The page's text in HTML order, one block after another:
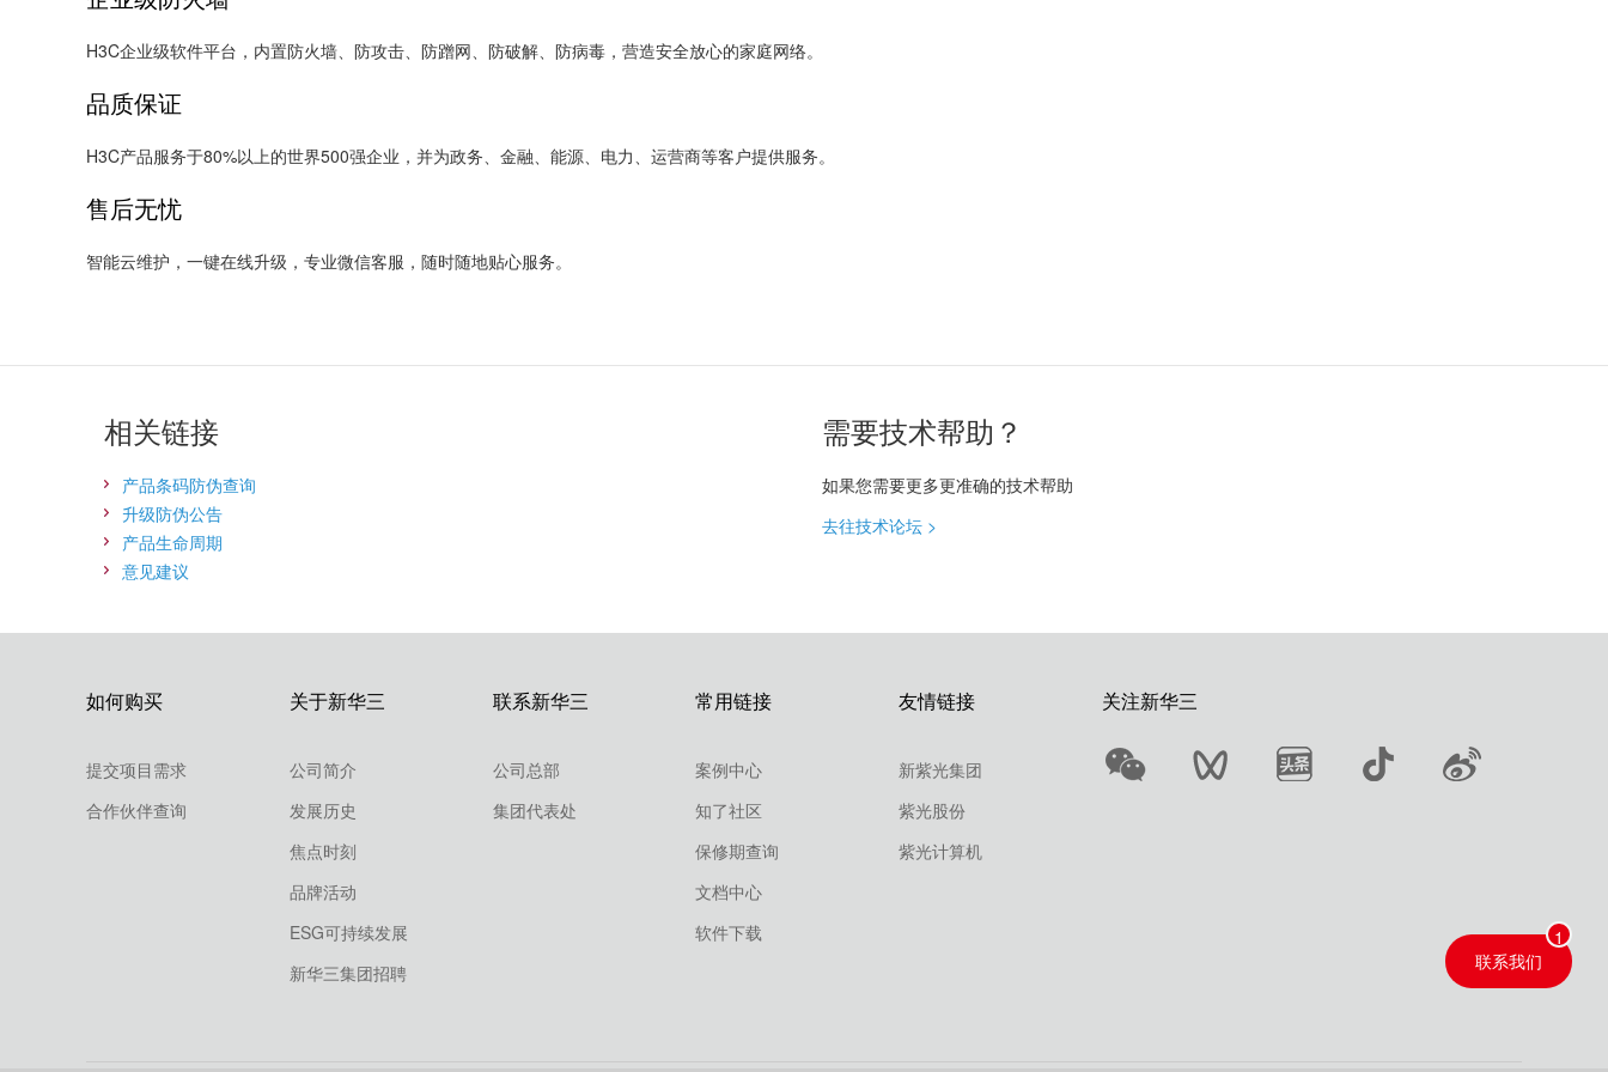
H3C企业级软件平台，内置防火墙、防攻击、防蹭网、防破解、防病毒，营造安全放心的家庭网络。
品质保证
H3C产品服务于80%以上的世界500强企业，并为政务、金融、能源、电力、运营商等客户提供服务。
售后无忧
智能云维护，一键在线升级，专业微信客服，随时随地贴心服务。
相关链接
产品条码防伪查询
升级防伪公告
产品生命周期
意见建议
需要技术帮助？
如果您需要更多更准确的技术帮助
去往技术论坛 >
如何购买
提交项目需求
合作伙伴查询
关于新华三
公司简介
发展历史
焦点时刻
品牌活动
ESG可持续发展
新华三集团招聘
联系新华三
公司总部
集团代表处
常用链接
案例中心
知了社区
保修期查询
文档中心
软件下载
友情链接
新紫光集团
紫光股份
紫光计算机
关注新华三
联系我们